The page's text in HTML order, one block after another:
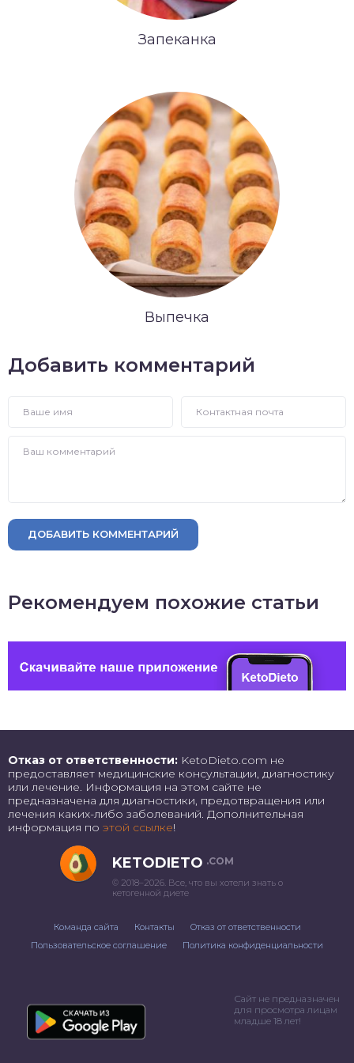
Запеканка
Выпечка
Добавить комментарий
ДОБАВИТЬ КОММЕНТАРИЙ
Рекомендуем похожие статьи
Отказ от ответственности: KetoDieto.com не
предоставляет медицинские консультации, диагностику
или лечение. Информация на этом сайте не
предназначена для диагностики, предотвращения или
лечения каких-либо заболеваний. Дополнительная
информация по этой ссылке!
KETODIETO .COM
© 2018–2026. Все, что вы хотели знать о
кетогенной диете
Команда сайта Контакты
Отказ от ответственности
Пользовательское соглашение
Политика конфиденциальности
Сайт не предназначен
для просмотра лицам
младше 18 лет!